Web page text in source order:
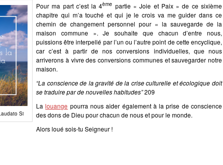
Si
Pour ma part c’est la 4ème partie « Joie et Paix » de ce sixième
chapitre qui m’a touché et qui je le crois va me guider dans ce
chemin de changement personnel pour « la sauvegarde de la
maison commune ». Je souhaite que chacun d’entre nous,
puissions être interpellé par l’un ou l’autre point de cette encyclique,
car c’est à partir de nos conversions individuelles, que nous
arriverons à vivre des conversions communes et sauvegarder notre
maison.
“La conscience de la gravité de la crise culturelle etécologique doit
se traduire par de nouvelles habitudes”209
Lalouange pourra nous aider également à la prise de conscience
des dons de Dieu pour chacun de nous et pour le monde.
Alors loué sois-tu Seigneur !